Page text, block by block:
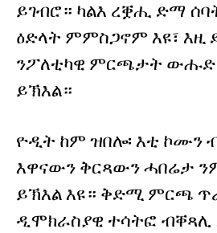
ይገብሮ። ካልእ ረቛሒ ድማ
ዕድላት ምምስጋኖም እዩ፣ እዚ
ንፖለቲካዊ ምርጫታት ውሑድ
ይኽእል።
ዮዲት ከም ዝበሎ፡ እቲ ኮሙን
እዋናውን ቅርጻውን ሓበሬታ
ይኽእል እዩ። ቅድሚ ምርጫ
ዲሞክራስያዊ ተሳትፎ